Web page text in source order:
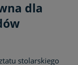
dla
stolarskiego